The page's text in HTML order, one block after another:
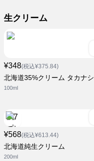
生クリーム
¥348(税込¥375.84)
北海道35%クリーム タカナシ
100ml
¥568(税込¥613.44)
北海道純生クリーム
200ml